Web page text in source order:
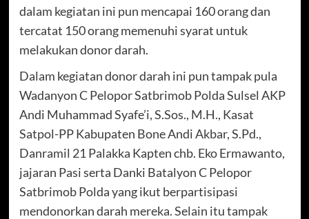
dalam kegiatan ini pun mencapai 160 orang dan
tercatat 150 orang memenuhi syarat untuk
melakukan donor darah.
Dalam kegiatan donor darah ini pun tampak pula
Wadanyon C Pelopor Satbrimob Polda Sulsel AKP
Andi Muhammad Syafe’i, S.Sos., M.H., Kasat
Satpol-PP Kabupaten Bone Andi Akbar, S.Pd.,
Danramil 21 Palakka Kapten chb. Eko Ermawanto,
jajaran Pasi serta Danki Batalyon C Pelopor
Satbrimob Polda yang ikut berpartisipasi
mendonorkan darah mereka. Selain itu tampak